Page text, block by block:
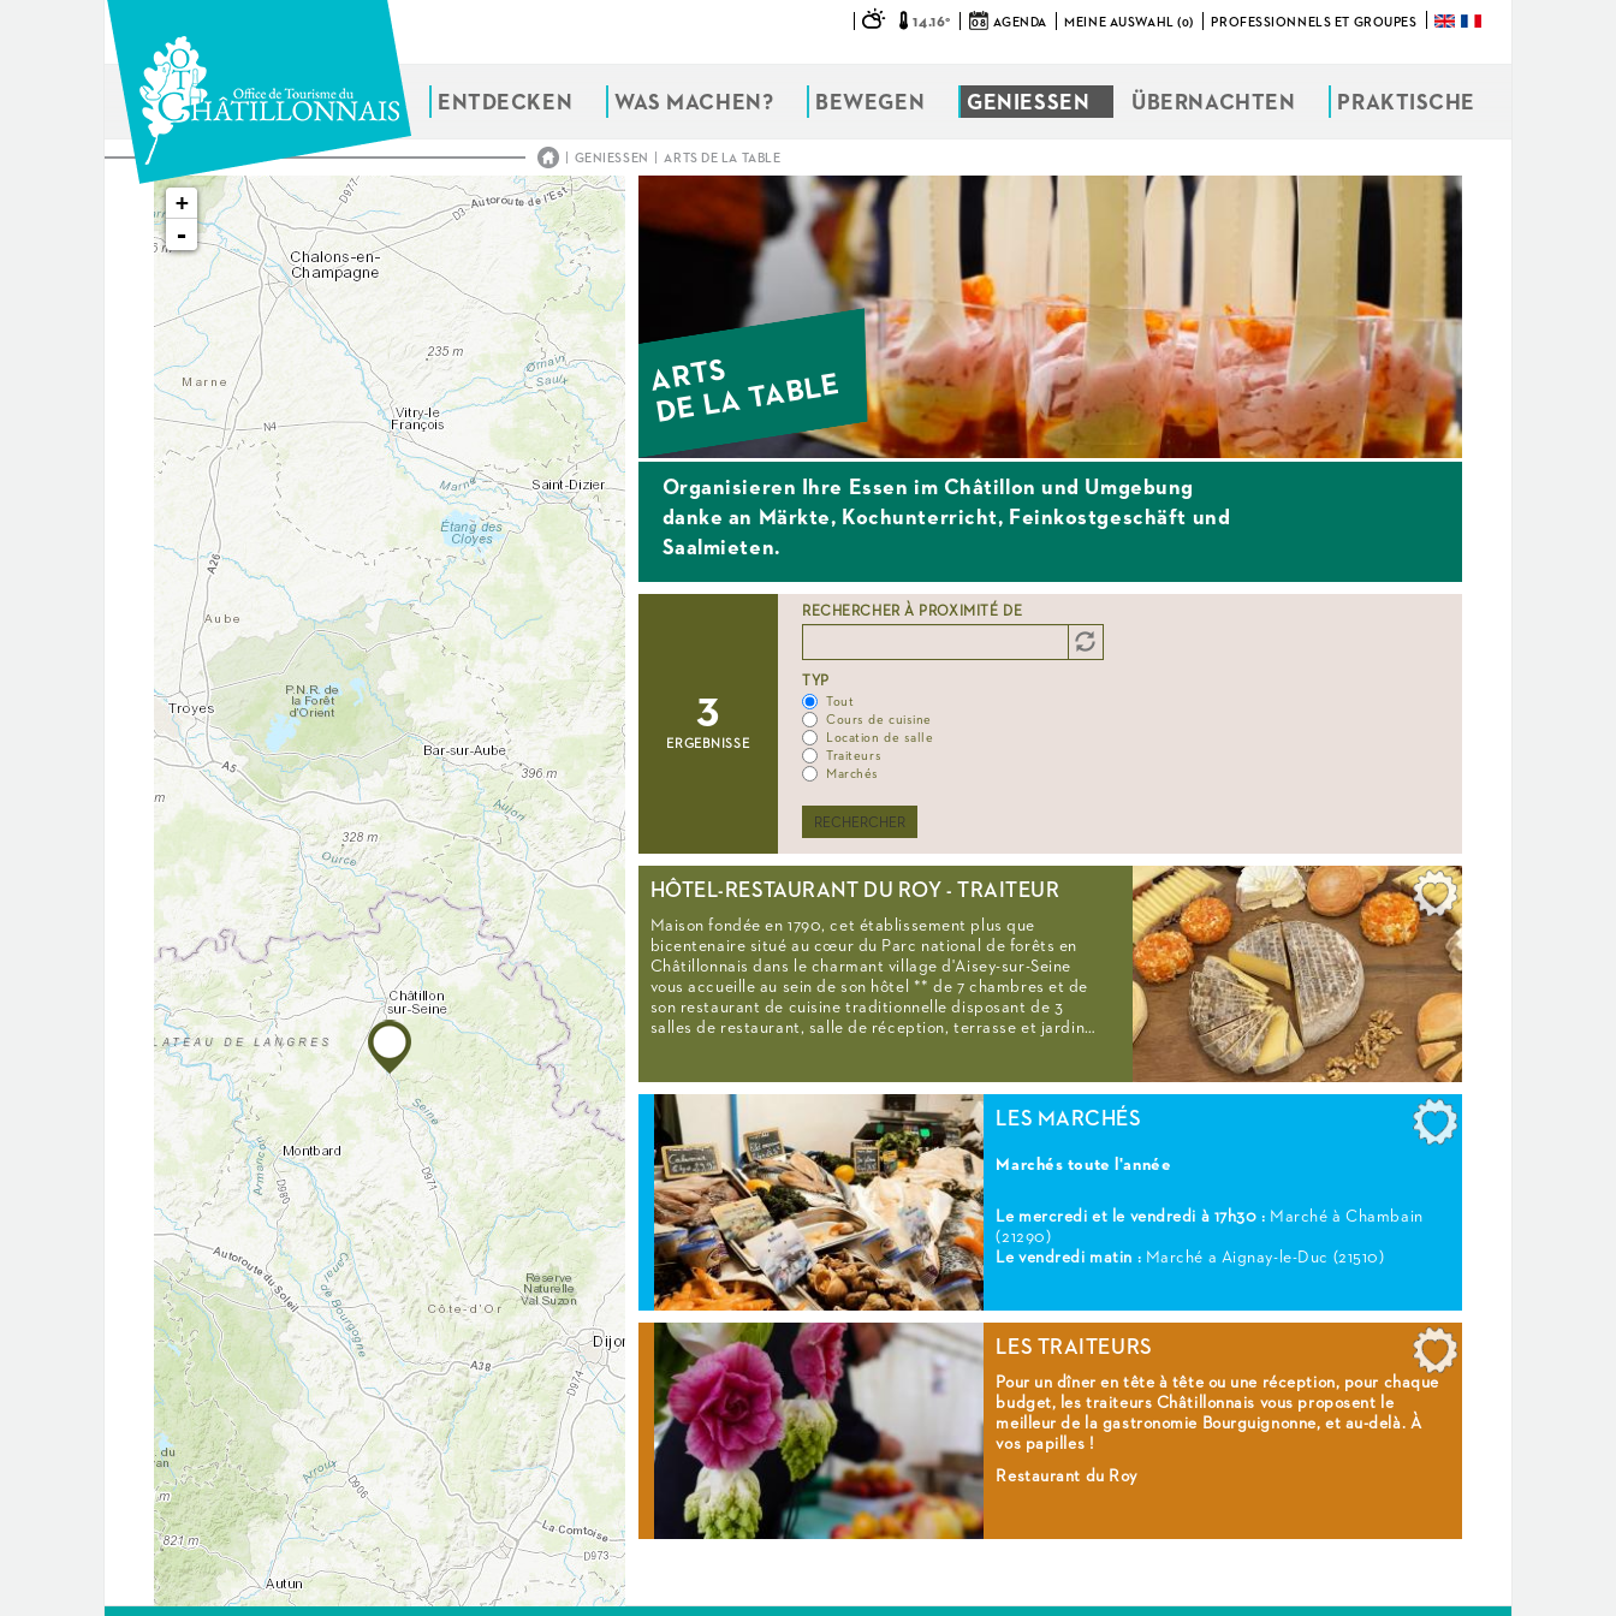
14.16° 08 AGENDA MEINE AUSWAHL (0) PROFESSIONNELS ET GROUPES
ENTDECKEN WAS MACHEN? BEWEGEN GENIESSEN ÜBERNACHTEN PRAKTISCHE
Sie
sind
hier
| GENIESSEN | ARTS DE LA TABLE
+
-
ARTS
DE LA TABLE
Organisieren Ihre Essen im Châtillon und Umgebung
danke an Märkte, Kochunterricht, Feinkostgeschäft und
Saalmieten.
3
ERGEBNISSE
RECHERCHER À PROXIMITÉ DE
TYP
Tout
Cours de cuisine
Location de salle
Traiteurs
Marchés
RECHERCHER
HÔTEL-RESTAURANT DU ROY - TRAITEUR
Maison fondée en 1790, cet établissement plus que
bicentenaire situé au cœur du Parc national de forêts en
Châtillonnais dans le charmant village d'Aisey-sur-Seine
vous accueille au sein de son hôtel ** de 7 chambres et de
son restaurant de cuisine traditionnelle disposant de 3
salles de restaurant, salle de réception, terrasse et jardin…
LES MARCHÉS
Marchés toute l'année
Le mercredi et le vendredi à 17h30 : Marché à Chambain
(21290)
Le vendredi matin : Marché a Aignay-le-Duc (21510)
LES TRAITEURS
Pour un dîner en tête à tête ou une réception, pour chaque
budget, les traiteurs Châtillonnais vous proposent le
meilleur de la gastronomie Bourguignonne, et au-delà. À
vos papilles !
Restaurant du Roy